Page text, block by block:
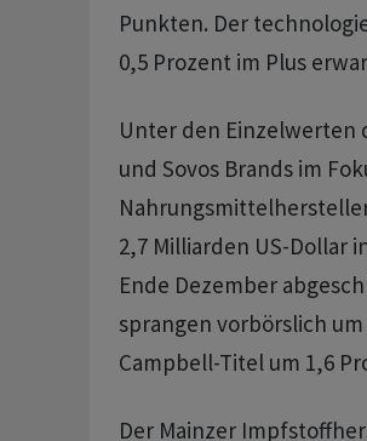
Punkten. Der
0,5 Prozent im Plus
Unter den Einzelwerten
und Sovos Brands im
2,7 Milliarden US-Dollar
Ende Dezember
sprangen vorbörslich
Campbell-Titel um 1,6
Der Mainzer